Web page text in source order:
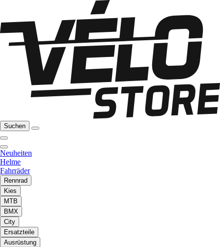
Suchen
Neuheiten
Helme
Fahrräder
Rennrad
Kies
MTB
BMX
City
Ersatzteile
Ausrüstung